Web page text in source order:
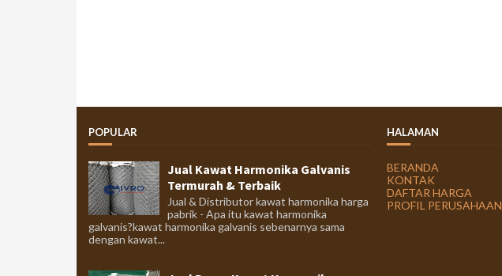
POPULAR
Jual Kawat Harmonika Galvanis
Termurah & Terbaik
Jual & Distributor kawat harmonika harga
pabrik - Apa itu kawat harmonika
galvanis?kawat harmonika galvanis sebenarnya sama
dengan kawat...
HALAMAN
BERANDA
KONTAK
DAFTAR HARGA
PROFIL PERUSAHAAN